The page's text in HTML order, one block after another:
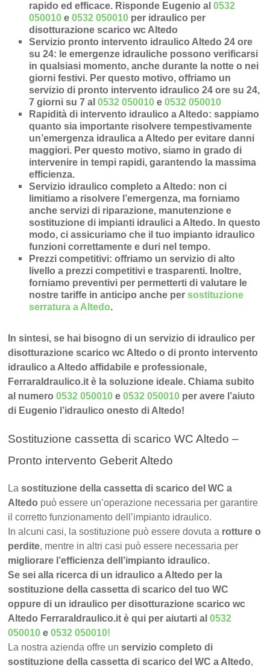
rapido ed efficace. Risponde Eugenio al0532
050010 e0532 050010 per idraulico per
disotturazione scarico wc Altedo
Servizio pronto intervento idraulico Altedo 24 ore
su 24: le emergenze idrauliche possono verificarsi
in qualsiasi momento, anche durante la notte o nei
giorni festivi. Per questo motivo, offriamo un
servizio di pronto intervento idraulico 24 ore su 24,
7 giorni su 7 al0532 050010 e0532 050010
Rapidità di intervento idraulico a Altedo: sappiamo
quanto sia importante risolvere tempestivamente
un’emergenza idraulica a Altedo per evitare danni
maggiori. Per questo motivo, siamo in grado di
intervenire intempi rapidi, garantendo la massima
efficienza.
Servizio idraulico completo a Altedo: non ci
limitiamo a risolvere l’emergenza, ma forniamo
ancheservizi di riparazione, manutenzione e
sostituzione di impianti idraulici a Altedo. In questo
modo, ci assicuriamo che il tuo impianto idraulico
funzioni correttamente e duri nel tempo.
Prezzi competitivi: offriamo unservizio di alto
livello a prezzi competitivi e trasparenti. Inoltre,
forniamo preventivi per permetterti di valutare le
nostre tariffe in anticipo anche persostituzione
serratura a Altedo.
In sintesi, se hai bisogno di un servizio di idraulico per
disotturazione scarico wc Altedo o di pronto intervento
idraulico a Altedo affidabile e professionale,
FerraraIdraulico.it è la soluzione ideale. Chiama subito
al numero0532 050010 e0532 050010 per avere l’aiuto
di Eugenio l’idraulico onesto di Altedo!
Sostituzione cassetta di scarico WC Altedo –
Pronto intervento Geberit Altedo
Lasostituzione della cassetta di scarico del WC a
Altedo può essere un’operazione necessaria per garantire
il corretto funzionamento dell’impianto idraulico.
In alcuni casi, la sostituzione può essere dovuta a rotture o
perdite, mentre in altri casi può essere necessaria per
migliorare l’efficienza dell’impianto idraulico.
Se sei alla ricerca di un idraulico a Altedo per la
sostituzione della cassetta di scarico del tuo WC
oppure di un idraulico per disotturazione scarico wc
Altedo FerraraIdraulico.it è qui per aiutarti al0532
050010 e0532 050010!
La nostra azienda offre unservizio completo di
sostituzione della cassetta di scarico del WC a Altedo,